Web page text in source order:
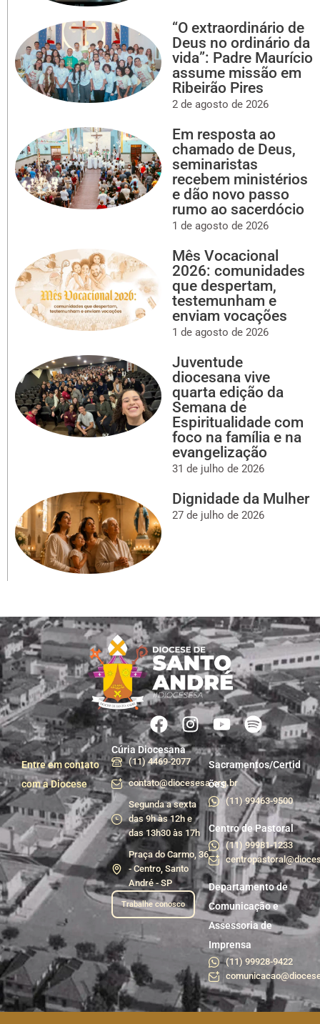
“O extraordinário de
Deus no ordinário da
vida”: Padre Maurício
assume missão em
Ribeirão Pires
2 de agosto de 2026
Em resposta ao
chamado de Deus,
seminaristas
recebem ministérios
e dão novo passo
rumo ao sacerdócio
1 de agosto de 2026
Mês Vocacional
2026: comunidades
que despertam,
testemunham e
enviam vocações
1 de agosto de 2026
Juventude
diocesana vive
quarta edição da
Semana de
Espiritualidade com
foco na família e na
evangelização
31 de julho de 2026
Dignidade da Mulher
27 de julho de 2026
Entre em contato
com a Diocese
Cúria Diocesana
(11) 4469-2077
contato@diocesesa.org.br
Segunda a sexta
das 9h às 12h e
das 13h30 às 17h
Praça do Carmo, 36
- Centro, Santo
André - SP
Trabalhe conosco
Sacramentos/Certid
ões
(11) 99463-9500
Centro de Pastoral
(11) 99981-1233
Departamento de
Comunicação e
Assessoria de
Imprensa
(11) 99928-9422